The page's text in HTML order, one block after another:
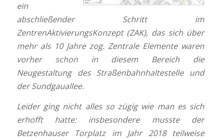
ein
abschließender Schritt im
ZentrenAktivierungsKonzept (ZAK), das sich über
mehr als 10 Jahre zog.Zentrale Elemente waren
vorher schon in diesem Bereich die
Neugestaltung des Straßenbahnhaltestelle und
der Sundgauallee.
Leider ging nicht alles so zügig wie man es sich
erhofft hatte: insbesondere musste der
Betzenhauser Torplatz im Jahr 2018 teilweise